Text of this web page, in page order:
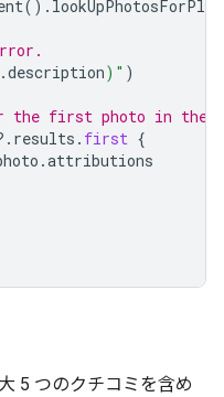
().
.description) " )
the first photo in the
results . first {
.attributions
5 つのクチコミを含め